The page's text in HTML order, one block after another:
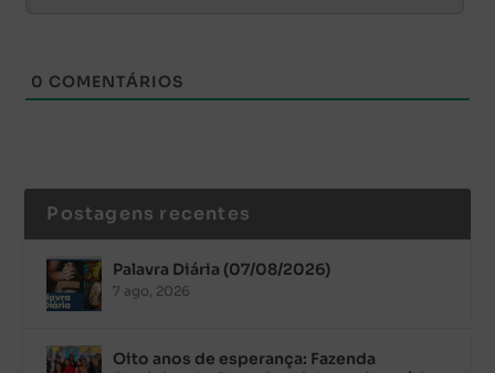
0 COMENTÁRIOS
Postagens recentes
Palavra Diária (07/08/2026)
7 ago, 2026
Oito anos de esperança: Fazenda